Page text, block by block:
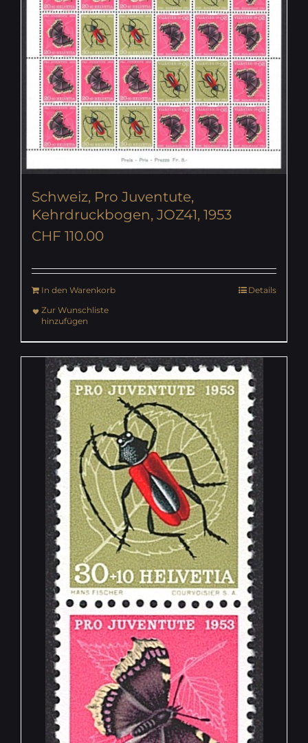
Schweiz, Pro Juventute,
Kehrdruckbogen, JOZ41, 1953
CHF 110.00
In den Warenkorb
Details
Zur Wunschliste
hinzufügen